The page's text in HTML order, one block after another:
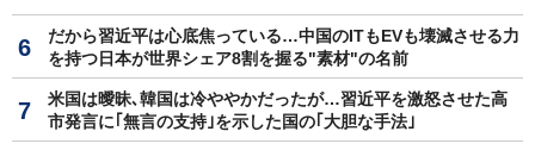
だから習近平は心底焦っている…中国のITもEVも壊滅させる力
を持つ日本が世界シェア8割を握る"素材"の名前
米国は曖昧､韓国は冷ややかだったが…習近平を激怒させた高
市発言に｢無言の支持｣を示した国の｢大胆な手法｣